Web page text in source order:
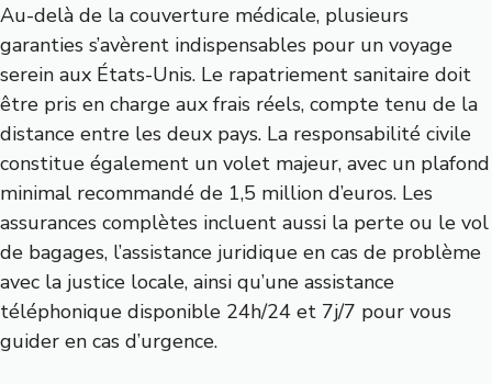
Au-delà de la couverture médicale, plusieurs
garanties s’avèrent indispensables pour un voyage
serein aux États-Unis. Le rapatriement sanitaire doit
être pris en charge aux frais réels, compte tenu de la
distance entre les deux pays. La responsabilité civile
constitue également un volet majeur, avec un plafond
minimal recommandé de 1,5 million d’euros. Les
assurances complètes incluent aussi la perte ou le vol
de bagages, l’assistance juridique en cas de problème
avec la justice locale, ainsi qu’une assistance
téléphonique disponible 24h/24 et 7j/7 pour vous
guider en cas d’urgence.